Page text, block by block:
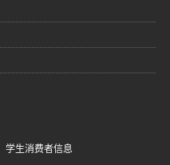
学生消费者信息